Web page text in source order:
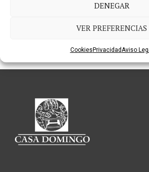
DENEGAR
VER PREFERENCIAS
CookiesPrivacidad Aviso
AÑADIR AL CARRITO
Banasta
10,90€